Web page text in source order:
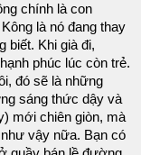
chính là con
là nó đang thay
biết. Khi già đi,
phúc lúc còn trẻ.
đó sẽ là những
sáng thức dậy và
mới chiên giòn, mà
vậy nữa. Bạn có